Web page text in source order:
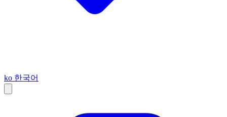
ko 한국어